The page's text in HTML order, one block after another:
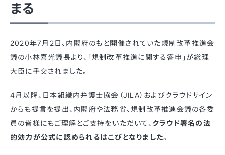
まる
2020年7月2日、内閣府のもと開催されていた規制改革推進会
議の小林喜光議長より、「規制改革推進に関する答申」が総理
大臣に手交されました。
4月以降、日本組織内弁護士協会（JILA）およびクラウドサイン
からも提言を提出、内閣府や法務省、規制改革推進会議の各委
員の皆様にもご理解とご支持をいただいて、 クラウド署名の法
的効力が公式に認められるはこびとなりました。